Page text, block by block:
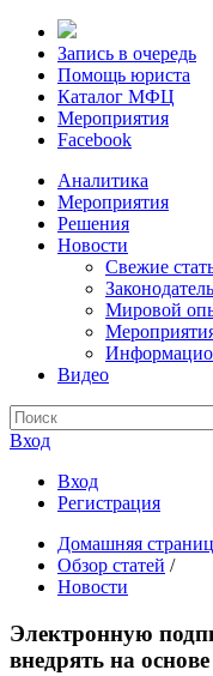
Запись в очередь
Помощь юриста
Каталог МФЦ
Мероприятия
Facebook
Аналитика
Мероприятия
Решения
Новости
Свежие
Мировой
Видео
Вход
Вход
Регистрация
Домашняя
Обзор статей /
Новости
Электронную
внедрять на